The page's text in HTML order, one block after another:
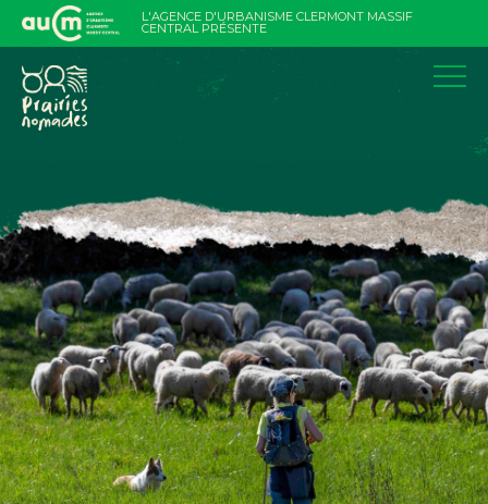
L'AGENCE D'URBANISME CLERMONT MASSIF
CENTRAL PRÉSENTE
contenu